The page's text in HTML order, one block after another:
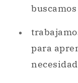
para